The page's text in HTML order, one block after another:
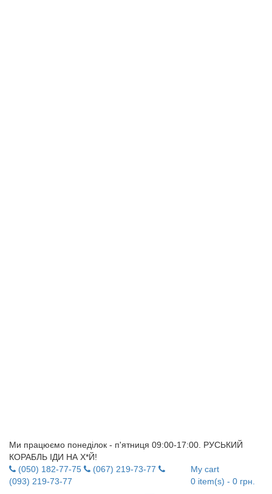
Ми працюємо понеділок - п'ятниця 09:00-17:00. РУСЬКИЙ
КОРАБЛЬ ІДИ НА Х*Й!
(050) 182-77-75
(067) 219-73-77
(093) 219-73-77
My cart
0item(s) - 0 грн.